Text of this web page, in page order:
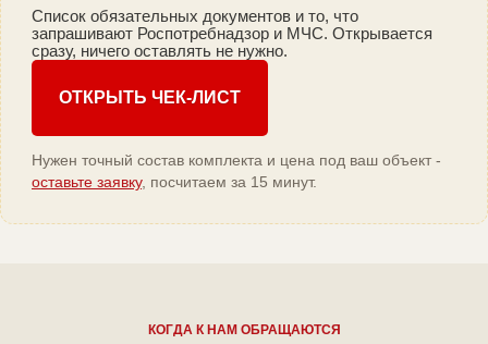
Список обязательных документов и то, что
запрашивают Роспотребнадзор и МЧС. Открывается
сразу, ничего оставлять не нужно.
ОТКРЫТЬ ЧЕК-ЛИСТ
Нужен точный состав комплекта и цена под ваш объект -
оставьте заявку, посчитаем за 15 минут.
КОГДА К НАМ ОБРАЩАЮТСЯ